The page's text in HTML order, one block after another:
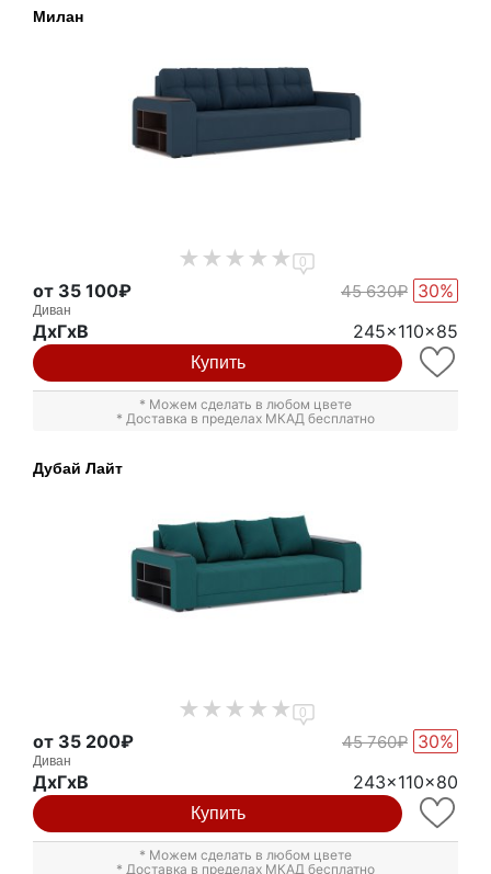
Милан
0
от 35 100₽ 45 630₽ 30%
Диван
ДxГxВ 245x110x85
Купить
* Можем сделать в любом цвете
* Доставка в пределах МКАД бесплатно
Дубай Лайт
0
от 35 200₽ 45 760₽ 30%
Диван
ДxГxВ 243x110x80
Купить
* Можем сделать в любом цвете
* Доставка в пределах МКАД бесплатно